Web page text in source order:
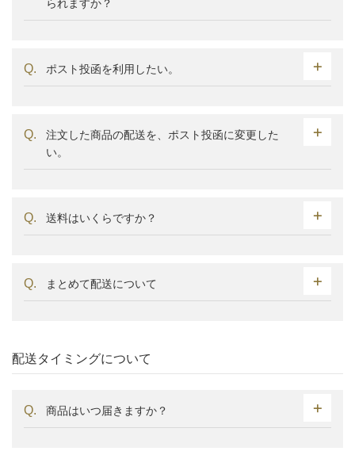
られますか？
ポスト投函を利用したい。
注文した商品の配送を、ポスト投函に変更した
い。
送料はいくらですか？
まとめて配送について
配送タイミングについて
商品はいつ届きますか？